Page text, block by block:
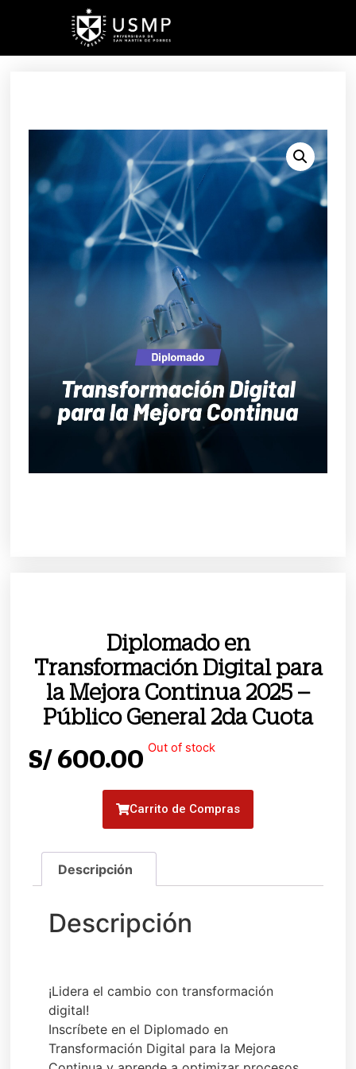
Diplomado en
Transformación Digital para
la Mejora Continua 2025 –
Público General 2da Cuota
S/ 600.00 Out of stock
Carrito de Compras
¡Lidera el cambio con transformación
digital!
Inscríbete en el Diplomado en
Transformación Digital para la Mejora